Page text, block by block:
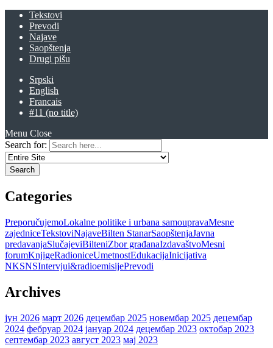
Tekstovi
Prevodi
Najave
Saopštenja
Drugi pišu
Srpski
English
Francais
#11 (no title)
Menu Close
Search for:
Categories
PreporučujemoLokalne politike i urbana samoupravaMesne
zajedniceTekstoviNajaveBilten StanarSaopštenjaJavna
predavanjaSlučajeviBilteniZbor građanaIzdavaštvoMesni
forumKnjigeRadioniceUmetnostEdukacijaInicijativa
NKSNSIntervjui&radioemisijePrevodi
Archives
јун 2026 март 2026 децембар 2025 новембар 2025 децембар
2024 фебруар 2024 јануар 2024 децембар 2023 октобар 2023
септембар 2023 август 2023 мај 2023